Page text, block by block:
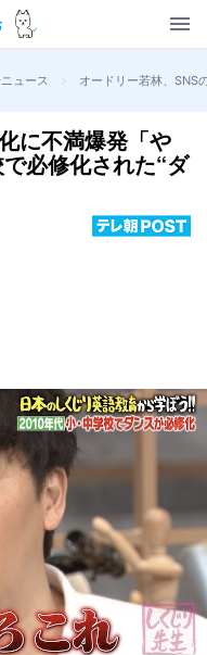
ュース > オードリー若林、SNS
に不満爆発「や
必修化された“ダ